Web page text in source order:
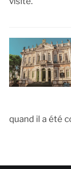
quand il a été